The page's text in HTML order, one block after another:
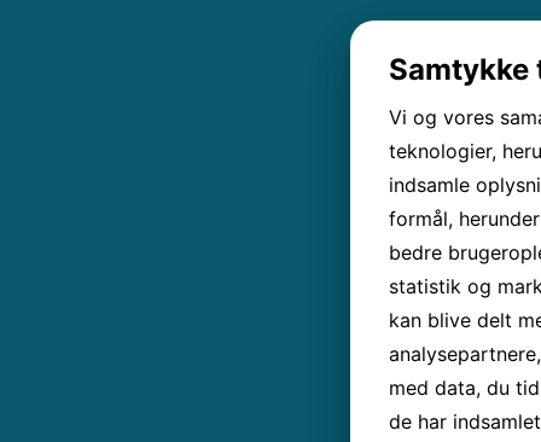
Vi og vores
teknologier,
indsamle
formål,
bedre
statistik og
kan blive delt
med data, du
de har